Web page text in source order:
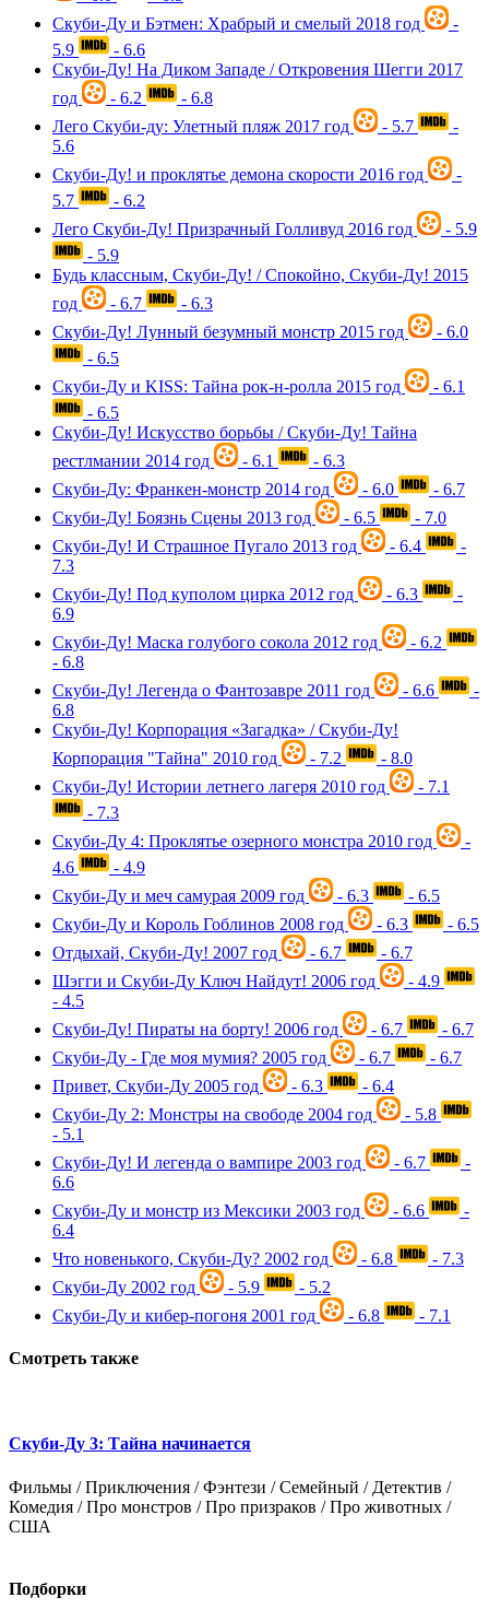
Скуби-Ду и Бэтмен: Храбрый и смелый 2018 год
-
5.9
- 6.6
Скуби-Ду! На Диком Западе / Откровения Шегги 2017
год
- 6.2
- 6.8
Лего Скуби-ду: Улетный пляж 2017 год - 5.7
-
5.6
Скуби-Ду! и проклятье демона скорости 2016 год
-
5.7
- 6.2
Лего Скуби-Ду! Призрачный Голливуд 2016 год
- 5.9
- 5.9
Будь классным, Скуби-Ду! / Спокойно, Скуби-Ду! 2015
год
- 6.7
- 6.3
Скуби-Ду! Лунный безумный монстр 2015 год
- 6.0
- 6.5
Скуби-Ду и KISS: Тайна рок-н-ролла 2015 год
- 6.1
- 6.5
Скуби-Ду! Искусство борьбы / Скуби-Ду! Тайна
рестлмании 2014 год - 6.1
- 6.3
Скуби-Ду: Франкен-монстр 2014 год - 6.0
- 6.7
Скуби-Ду! Боязнь Сцены 2013 год - 6.5
- 7.0
Скуби-Ду! И Страшное Пугало 2013 год - 6.4
-
7.3
Скуби-Ду! Под куполом цирка 2012 год - 6.3
-
6.9
Скуби-Ду! Маска голубого сокола 2012 год
- 6.2
- 6.8
Скуби-Ду! Легенда о Фантозавре 2011 год - 6.6
-
6.8
Скуби-Ду! Корпорация «Загадка» / Скуби-Ду!
Корпорация "Тайна" 2010 год - 7.2
- 8.0
Скуби-Ду! Истории летнего лагеря 2010 год
- 7.1
- 7.3
Скуби-Ду 4: Проклятье озерного монстра 2010 год
-
4.6
- 4.9
Скуби-Ду и меч самурая 2009 год - 6.3
- 6.5
Скуби-Ду и Король Гоблинов 2008 год - 6.3
- 6.5
Отдыхай, Скуби-Ду! 2007 год - 6.7
- 6.7
Шэгги и Скуби-Ду Ключ Найдут! 2006 год
- 4.9
- 4.5
Скуби-Ду! Пираты на борту! 2006 год - 6.7
- 6.7
Скуби-Ду - Где моя мумия? 2005 год - 6.7
- 6.7
Привет, Скуби-Ду 2005 год - 6.3
- 6.4
Скуби-Ду 2: Монстры на свободе 2004 год
- 5.8
- 5.1
Скуби-Ду! И легенда о вампире 2003 год - 6.7
-
6.6
Скуби-Ду и монстр из Мексики 2003 год - 6.6
-
6.4
Что новенького, Скуби-Ду? 2002 год - 6.8
- 7.3
Скуби-Ду 2002 год - 5.9
- 5.2
Скуби-Ду и кибер-погоня 2001 год - 6.8 - 7.1
Смотреть также
Скуби-Ду 3: Тайна начинается
Фильмы / Приключения / Фэнтези / Семейный / Детектив /
Комедия / Про монстров / Про призраков / Про животных /
США
Подборки